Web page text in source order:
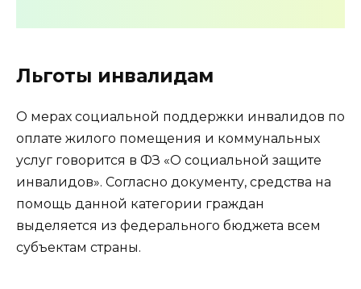
Льготы инвалидам
О мерах социальной поддержки инвалидов по
оплате жилого помещения и коммунальных
услуг говорится в ФЗ «О социальной защите
инвалидов». Согласно документу, средства на
помощь данной категории граждан
выделяется из федерального бюджета всем
субъектам страны.